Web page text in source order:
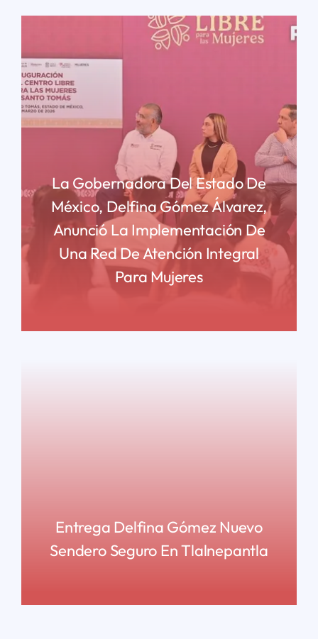
La Gobernadora Del Estado De
México, Delfina Gómez Álvarez,
Anunció La Implementación De
Una Red De Atención Integral
Para Mujeres
Entrega Delfina Gómez Nuevo
Sendero Seguro En Tlalnepantla